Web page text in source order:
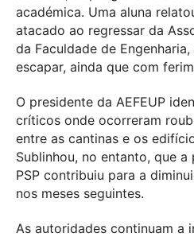
académica. Uma aluna
atacado ao regressar da
da Faculdade de
escapar, ainda que com
O presidente da AEFEUP
críticos onde ocorreram
entre as cantinas e os
Sublinhou, no entanto, que
PSP contribuiu para a
nos meses seguintes.
As autoridades continuam a